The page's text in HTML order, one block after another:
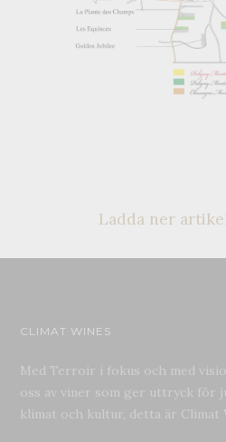
Ladda ner
CLIMAT WINES
Med Terroir i fokus och med
oss av viner som ger uttryck för
klimat och kultur, detta är Climat